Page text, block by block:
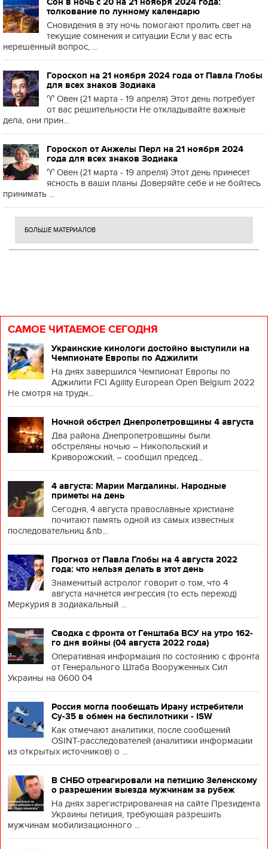
толкование по лунному календарю
Сновидения в эту ночь помогают пролить свет на
текущие сомнения и ситуации Если у вас есть
нерешённый вопрос, ...
Гороскоп на 21 ноября 2024 года от Павла Глобы
для всех знаков Зодиака
♈️ Овен (21 марта - 19 апреля) Этот день потребует
от вас решительности Не откладывайте важные
дела, они прин...
Гороскоп от Анжелы Перл на 21 ноября 2024
года для всех знаков Зодиака
♈️ Овен (21 марта - 19 апреля) Этот день принесет
ясность в ваши планы Доверяйте себе и не бойтесь
принимать ...
БОЛЬШЕ МАТЕРИАЛОВ
САМОЕ ЧИТАЕМОЕ СЕГОДНЯ
Украинские кинологи достойно выступили на
Чемпионате Европы по Аджилити
На днях завершился Чемпионат Европы по
Аджилити FCI Agility European Open Belgium 2022
Не смотря на трудн...
Ночной обстрел Днепропетровщины 4 августа
Два района Днепропетровщины были
обстреляны ночью – Никопольский и
Криворожский, – сообщил председ...
4 августа: Марии Магдалины. Народные
приметы на день
Сегодня, 4 августа православные христиане
почитают память одной из самых известных
последовательниц &nb...
Прогноз от Павла Глобы на 4 августа 2022
года: что нельзя делать в этот день
Знаменитый астролог говорит о том, что 4
августа начнется ингрессия (то есть переход)
Меркурия в зодиакальный ...
Сводка с фронта от Генштаба ВСУ на утро 162-
го дня войны (04 августа 2022 года)
Оперативная информация по состоянию с фронта
от Генерального Штаба Вооруженных Сил
Украины на 0600 04
Россия могла пообещать Ирану истребители
Су-35 в обмен на беспилотники - ISW
Как отмечают аналитики, после сообщений
OSINT-расследователей (аналитики информации
из открытых источников) о ...
В СНБО отреагировали на петицию Зеленскому
о разрешении выезда мужчинам за рубеж
На днях зарегистрированная на сайте Президента
Украины петиция, требующая разрешить
мужчинам мобилизационного ...